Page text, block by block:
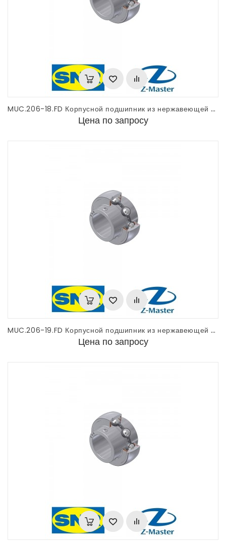
MUC.206-18.FD Корпусной подшипник из нержавеющей стали SNR
Цена по запросу
MUC.206-19.FD Корпусной подшипник из нержавеющей стали SNR
Цена по запросу